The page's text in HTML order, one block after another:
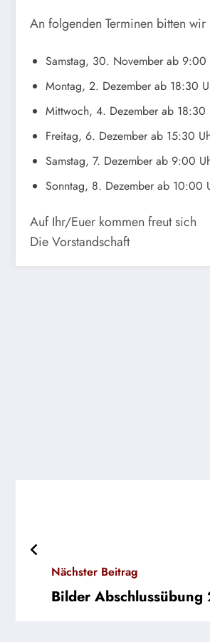
An folgenden Terminen bitten
Samstag, 30. November ab
Montag, 2. Dezember ab 18:30
Mittwoch, 4. Dezember ab 18:30
Freitag, 6. Dezember ab 15:30
Samstag, 7. Dezember ab 9:00
Sonntag, 8. Dezember ab 10:00
Auf Ihr/Euer kommen freut sich
Die Vorstandschaft
Nächster Beitrag
Bilder Abschlussübung